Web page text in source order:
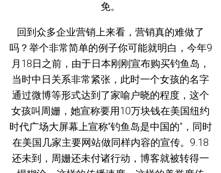
免。
回到众多企业营销上来看，营销真的难做了
吗？举个非常简单的例子你可能就明白，今年9
月18日之前，由于日本刚刚宣布购买钓鱼岛，
当时中日关系非常紧张，此时一个女孩的名字
通过微博等形式达到了家喻户晓的程度，这个
女孩叫周姗，她宣称要用10万块钱在美国纽约
时代广场大屏幕上宣称“钓鱼岛是中国的”，同时
在美国几家主要网站做同样内容的宣传。9.18
还未到，周姗还未付诸行动，博客就被转得一